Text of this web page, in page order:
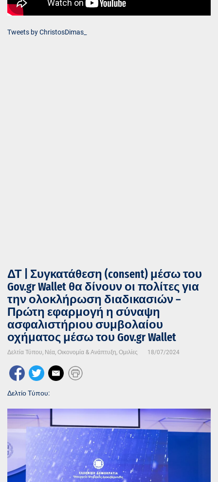
ΔΤ | Συγκατάθεση (consent) μέσω του
Gov.gr Wallet θα δίνουν οι πολίτες για
την ολοκλήρωση διαδικασιών –
Πρώτη εφαρμογή η σύναψη
ασφαλιστήριου συμβολαίου
οχήματος μέσω του Gov.gr Wallet
Δελτία Τύπου, Νέα, Οικονομία & Ανάπτυξη, Ομιλίες 18/07/2024
Δελτίο Τύπου:
Tweets by ChristosDimas_